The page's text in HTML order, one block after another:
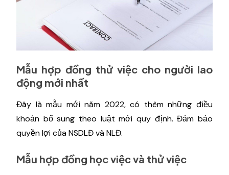
Mẫu hợp đồng thử việc cho người lao
động mới nhất
Đây là mẫu mới năm 2022, có thêm những điều
khoản bổ sung theo luật mới quy định. Đảm bảo
quyền lợi của NSDLĐ và NLĐ.
Mẫu hợp đồng học việc và thử việc